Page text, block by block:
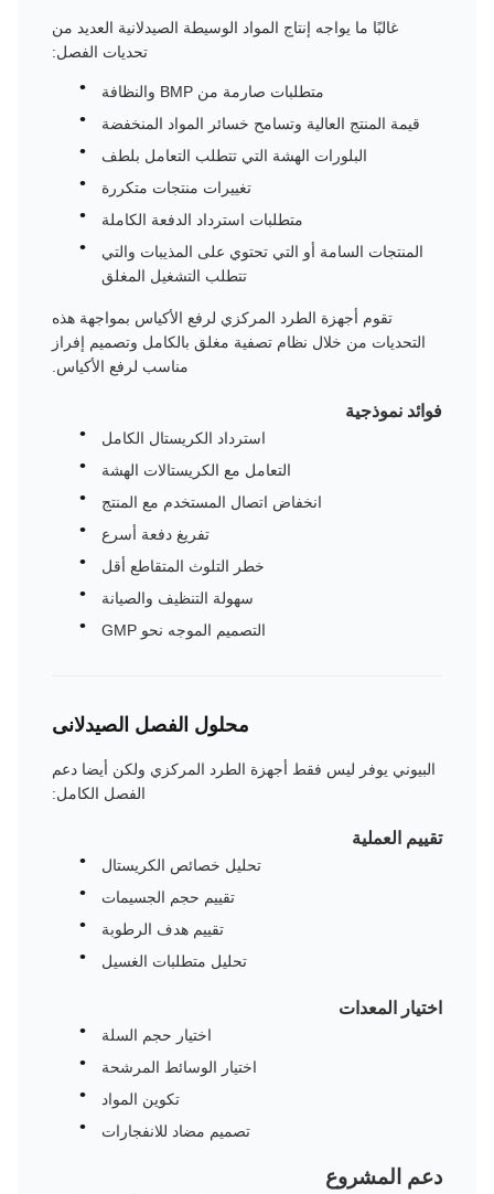
غالبًا ما يواجه إنتاج المواد الوسيطة الصيدلانية العديد من
تحديات الفصل:
متطلبات صارمة من BMP والنظافة
قيمة المنتج العالية وتسامح خسائر المواد المنخفضة
البلورات الهشة التي تتطلب التعامل بلطف
تغييرات منتجات متكررة
متطلبات استرداد الدفعة الكاملة
المنتجات السامة أو التي تحتوي على المذيبات والتي
تتطلب التشغيل المغلق
تقوم أجهزة الطرد المركزي لرفع الأكياس بمواجهة هذه
التحديات من خلال نظام تصفية مغلق بالكامل وتصميم إفراز
مناسب لرفع الأكياس.
فوائد نموذجية
استرداد الكريستال الكامل
التعامل مع الكريستالات الهشة
انخفاض اتصال المستخدم مع المنتج
تفريغ دفعة أسرع
خطر التلوث المتقاطع أقل
سهولة التنظيف والصيانة
التصميم الموجه نحو GMP
محلول الفصل الصيدلانى
البيوني يوفر ليس فقط أجهزة الطرد المركزي ولكن أيضا دعم
الفصل الكامل:
تقييم العملية
تحليل خصائص الكريستال
تقييم حجم الجسيمات
تقييم هدف الرطوبة
تحليل متطلبات الغسيل
اختيار المعدات
اختيار حجم السلة
اختيار الوسائط المرشحة
تكوين المواد
تصميم مضاد للانفجارات
دعم المشروع